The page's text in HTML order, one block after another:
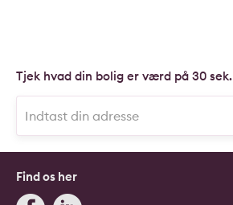
Tjek hvad din bolig er værd på 30 sek.
Find os her